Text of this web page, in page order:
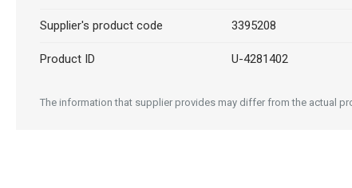
Supplier's product code 3395208
Product ID U-4281402
The information that supplier provides may differ from the actual